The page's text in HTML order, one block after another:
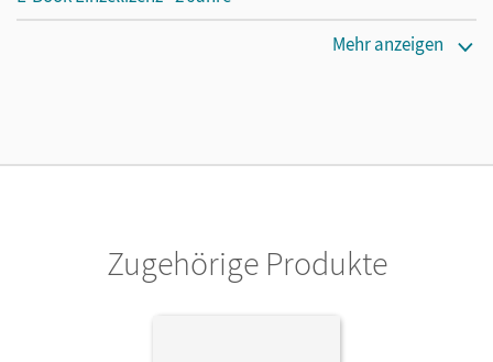
Privatpersonen, die nur mit dem E-Book arbeiten.
Mehr anzeigen
Zugehörige Produkte